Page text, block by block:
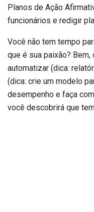
Planos de Ação
funcionários e redigir
Você não tem tempo
que é sua paixão?
automatizar (dica:
(dica: crie um modelo
desempenho e faça
você descobrirá que